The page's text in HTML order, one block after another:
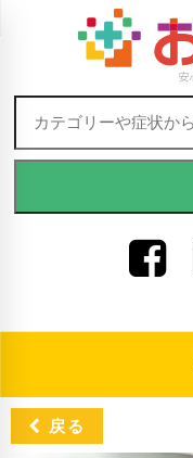
Skip to content
検索:
戻る